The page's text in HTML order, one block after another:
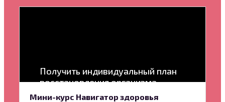
Получить индивидуальный план
восстановления организма
Мини-курс Навигатор здоровья